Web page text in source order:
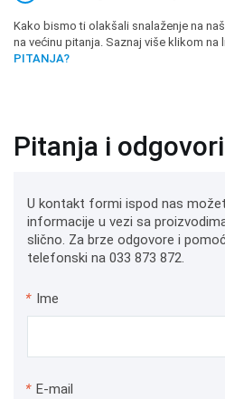
Kako bismo ti olakšali snalaženje na
na većinu pitanja. Saznaj više klikom na
PITANJA?
Pitanja i odgovori
U kontakt formi ispod nas
informacije u vezi sa
slično. Za brze odgovore i
telefonski na 033 873 872.
* Ime
* E-mail